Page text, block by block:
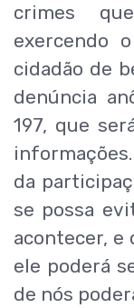
crimes
exercendo
cidadão de
denúncia
197, que
da
se possa
acontecer, e
ele poderá
de nós